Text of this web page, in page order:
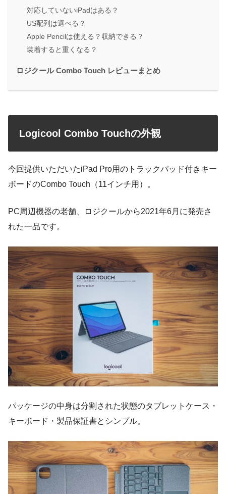
対応していないiPadはある？
US配列は選べる？
Apple Pencilは使える？収納できる？
装着すると重くなる？
ロジクール Combo Touch レビューまとめ
Logicool Combo Touchの外観
今回提供いただいたiPad Pro用のトラックパッド付きキー
ボードのCombo Touch（11インチ用）。
PC周辺機器の老舗、ロジクールから2021年6月に発売さ
れた一品です。
パッケージの中身は分割された状態のタブレットケース・
キーボード・製品保証書とシンプル。